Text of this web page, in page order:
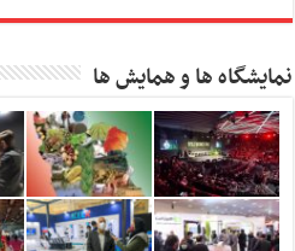
نمایشگاه ها و همایش ها